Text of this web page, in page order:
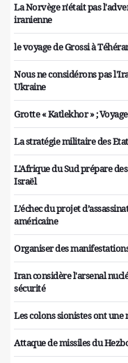
La Norvège n'était pas
iranienne
le voyage de Grossi à
Nous ne considérons pas
Ukraine
Grotte « Katlekhor » ;
La stratégie militaire des
L'Afrique du Sud prépare
Israël
L’échec du projet
américaine
Organiser des
Iran considère l'arsenal
sécurité
Les colons sionistes ont
Attaque de missiles du